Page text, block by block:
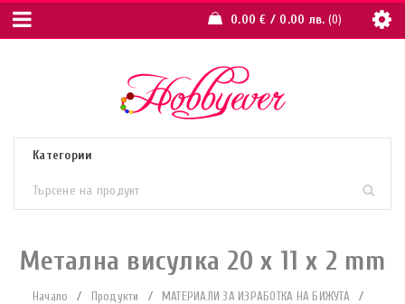
0.00€ / 0.00 лв. 0
Метална висулка 20 x 11 x 2 mm
Начало / Продукти / МАТЕРИАЛИ ЗА ИЗРАБОТКА НА БИЖУТА
/